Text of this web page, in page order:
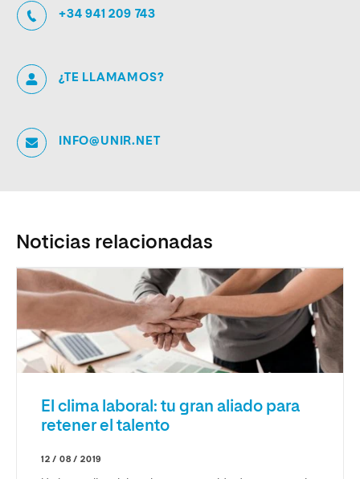
+34 941 209 743
¿TE LLAMAMOS?
INFO@UNIR.NET
Noticias relacionadas
El clima laboral: tu gran aliado para
retener el talento
12 / 08 / 2019